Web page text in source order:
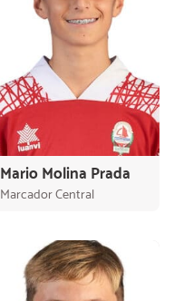
Mario Molina Prada
Marcador Central